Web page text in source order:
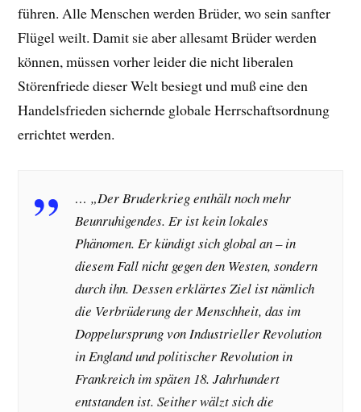
führen. Alle Menschen werden Brüder, wo sein sanfter
Flügel weilt. Damit sie aber allesamt Brüder werden
können, müssen vorher leider die nicht liberalen
Störenfriede dieser Welt besiegt und muß eine den
Handelsfrieden sichernde globale Herrschaftsordnung
errichtet werden.
… „Der Bruderkrieg enthält noch mehr
Beunruhigendes. Er ist kein lokales
Phänomen. Er kündigt sich global an – in
diesem Fall nicht gegen den Westen, sondern
durch ihn. Dessen erklärtes Ziel ist nämlich
die Verbrüderung der Menschheit, das im
Doppelursprung von Industrieller Revolution
in England und politischer Revolution in
Frankreich im späten 18. Jahrhundert
entstanden ist. Seither wälzt sich die